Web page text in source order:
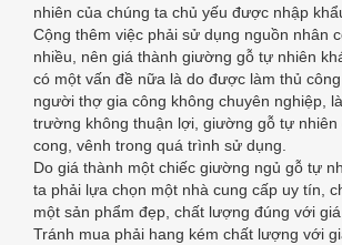
nhiên của chúng ta chủ yếu được nhập
Cộng thêm việc phải sử dụng nguồn nhân
nhiều, nên giá thành giường gỗ tự nhiên
có một vấn đề nữa là do được làm thủ
người thợ gia công không chuyên nghiệp,
trường không thuận lợi, giường gỗ tự nhiên
cong, vênh trong quá trình sử dụng.
Do giá thành một chiếc giường ngủ gỗ tự
ta phải lựa chọn một nhà cung cấp uy tín,
một sản phẩm đẹp, chất lượng đúng với
Tránh mua phải hang kém chất lượng với